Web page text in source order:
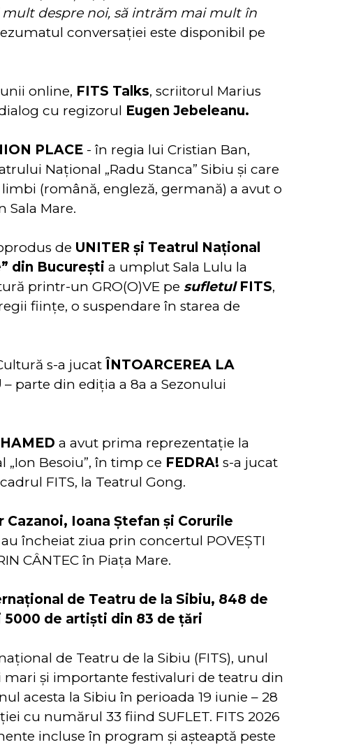
despre noi, să intrăm mai mult în
conversaţiei este disponibil pe
online, FITS Talks, scriitorul Marius
cu regizorul Eugen Jebeleanu.
PLACE - în regia lui Cristian Ban,
Național „Radu Stanca” Sibiu și care
(română, engleză, germană) a avut o
Sala Mare.
de UNITER și Teatrul Național
din București a umplut Sala Lulu la
printr-un GRO(O)VE pe sufletul FITS,
ființe, o suspendare în starea de
s-a jucat ÎNTOARCEREA LA
– parte din ediția a 8a a Sezonului
a avut prima reprezentație la
„Ion Besoiu”, în timp ce FEDRA! s-a jucat
FITS, la Teatrul Gong.
Cazanoi, Ioana Ștefan și Corurile
au încheiat ziua prin concertul POVEȘTI
CÂNTEC în Piața Mare.
de Teatru de la Sibiu, 848 de
5000 de artiști din 83 de țări
de Teatru de la Sibiu (FITS), unul
mari și importante festivaluri de teatru din
acesta la Sibiu în perioada 19 iunie – 28
cu numărul 33 fiind SUFLET. FITS 2026
incluse în program și așteaptă peste